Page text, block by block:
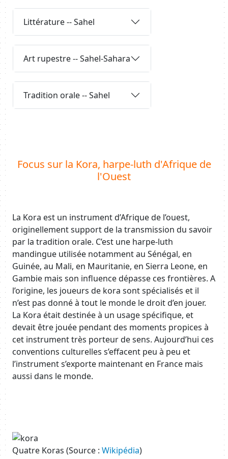
Body
Littérature -- Sahel
Art rupestre -- Sahel-Sahara
Tradition orale -- Sahel
Focus sur la Kora, harpe-luth d'Afrique de
l'Ouest
La Kora est un instrument d’Afrique de l’ouest,
originellement support de la transmission du savoir
par la tradition orale. C’est une harpe-luth
mandingue utilisée notamment au Sénégal, en
Guinée, au Mali, en Mauritanie, en Sierra Leone, en
Gambie mais son influence dépasse ces frontières. A
l’origine, les joueurs de kora sont spécialisés et il
n’est pas donné à tout le monde le droit d’en jouer.
La Kora était destinée à un usage spécifique, et
devait être jouée pendant des moments propices à
cet instrument très porteur de sens. Aujourd’hui ces
conventions culturelles s’effacent peu à peu et
l’instrument s’exporte maintenant en France mais
aussi dans le monde.
Image
Quatre Koras (Source : Wikipédia)